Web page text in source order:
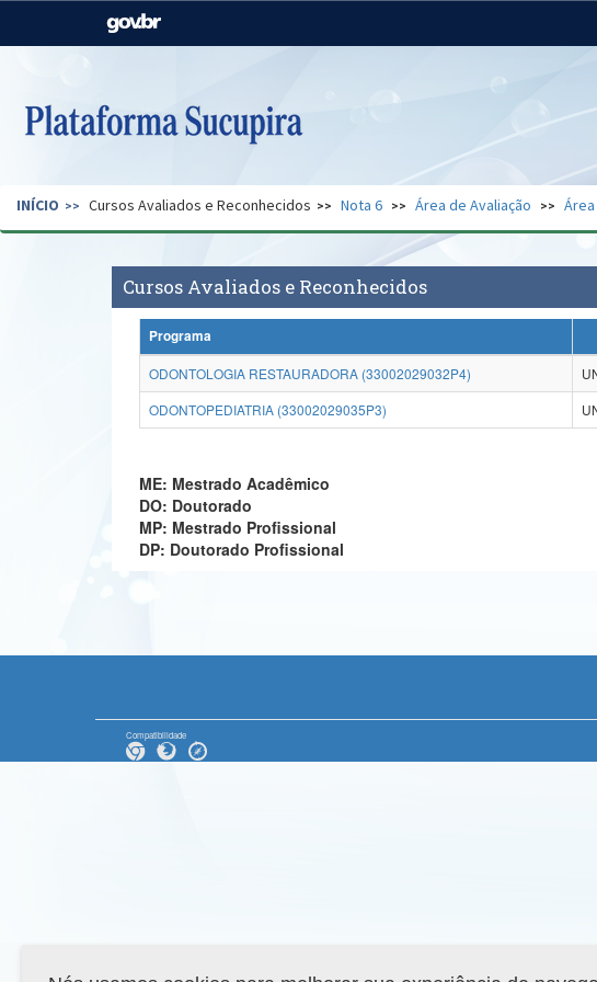
Casa Civil
Pecuária e Abastecimento
Ministério
Regional
Secretaria de Governo Gabinete de Segurança Advocacia-
INÍCIO Cursos Avaliados e Reconhecidos Nota 6 Área de Avaliação
Cursos Avaliados e Reconhecidos
Programa
ODONTOLOGIA RESTAURADORA (33002029032P4)
ODONTOPEDIATRIA (33002029035P3)
ME: Mestrado Acadêmico
DO: Doutorado
MP: Mestrado Profissional
DP: Doutorado Profissional
Compatibilidade